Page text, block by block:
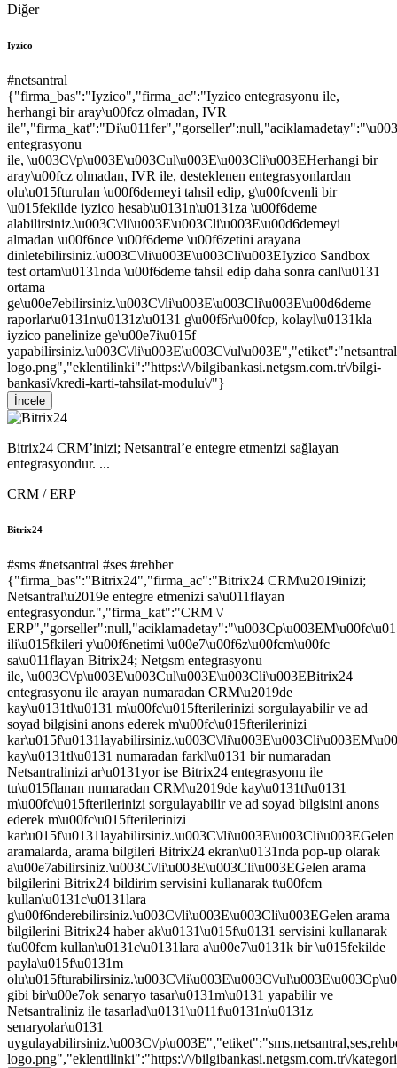
Diğer
Iyzico
#netsantral
{"firma_bas":"Iyzico","firma_ac":"Iyzico entegrasyonu ile,
herhangi bir aray\u00fcz olmadan, IVR
entegrasyonu
ile, \u003C\/p\u003E\u003Cul\u003E\u003Cli\u003EHerhangi bir
aray\u00fcz olmadan, IVR ile, desteklenen entegrasyonlardan
olu\u015fturulan \u00f6demeyi tahsil edip, g\u00fcvenli bir
\u015fekilde iyzico hesab\u0131n\u0131za \u00f6deme
alabilirsiniz.\u003C\/li\u003E\u003Cli\u003E\u00d6demeyi
almadan \u00f6nce \u00f6deme \u00f6zetini arayana
dinletebilirsiniz.\u003C\/li\u003E\u003Cli\u003EIyzico Sandbox
test ortam\u0131nda \u00f6deme tahsil edip daha sonra canl\u0131
ortama
ge\u00e7ebilirsiniz.\u003C\/li\u003E\u003Cli\u003E\u00d6deme
raporlar\u0131n\u0131z\u0131 g\u00f6r\u00fcp, kolayl\u0131kla
iyzico panelinize ge\u00e7i\u015f
yapabilirsiniz.\u003C\/li\u003E\u003C\/
logo.png","eklentilinki":"https:\/\/bilgibankasi.netgsm.com.tr\/bilgi-
bankasi\/kredi-karti-tahsilat-modulu\/"}
İncele
Bitrix24 CRM’inizi; Netsantral’e entegre etmenizi sağlayan
entegrasyondur. ...
CRM / ERP
Bitrix24
#sms #netsantral #ses #rehber
{"firma_bas":"Bitrix24","firma_ac":"Bitrix24 CRM\u2019inizi;
Netsantral\u2019e entegre etmenizi sa\u011flayan
entegrasyondur.","firma_kat":"CRM \/
ili\u015fkileri y\u00f6netimi \u00e7\u00f6z\u00fcm\u00fc
sa\u011flayan Bitrix24; Netgsm entegrasyonu
ile, \u003C\/p\u003E\u003Cul\u003E\u003Cli\u003EBitrix24
entegrasyonu ile arayan numaradan CRM\u2019de
kay\u0131tl\u0131 m\u00fc\u015fterilerinizi sorgulayabilir ve ad
soyad bilgisini anons ederek m\u00fc\u015fterilerinizi
kar\u015f\u0131layabilirsiniz.\u003C\/
kay\u0131tl\u0131 numaradan farkl\u0131 bir numaradan
Netsantralinizi ar\u0131yor ise Bitrix24 entegrasyonu ile
tu\u015flanan numaradan CRM\u2019de kay\u0131tl\u0131
m\u00fc\u015fterilerinizi sorgulayabilir ve ad soyad bilgisini anons
ederek m\u00fc\u015fterilerinizi
kar\u015f\u0131layabilirsiniz.\u003C\/li\u003E\u003Cli\u003EGelen
aramalarda, arama bilgileri Bitrix24 ekran\u0131nda pop-up olarak
a\u00e7abilirsiniz.\u003C\/li\u003E\u003Cli\u003EGelen arama
bilgilerini Bitrix24 bildirim servisini kullanarak t\u00fcm
kullan\u0131c\u0131lara
g\u00f6nderebilirsiniz.\u003C\/li\u003E\u003Cli\u003EGelen arama
bilgilerini Bitrix24 haber ak\u0131\u015f\u0131 servisini kullanarak
t\u00fcm kullan\u0131c\u0131lara a\u00e7\u0131k bir \u015fekilde
payla\u015f\u0131m
olu\u015fturabilirsiniz.\u003C\/li\u003E\u003C\/
gibi bir\u00e7ok senaryo tasar\u0131m\u0131 yapabilir ve
Netsantraliniz ile tasarlad\u0131\u011f\u0131n\u0131z
senaryolar\u0131
uygulayabilirsiniz.\u003C\/
logo.png","eklentilinki":"https:\/\/bilgibankasi.netgsm.com.tr\/